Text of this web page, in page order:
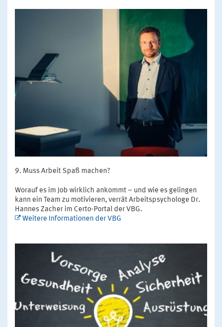
Muss Arbeit Spaß machen?
Worauf es im Job wirklich ankommt – und wie es gelingen
kann ein Team zu motivieren, verrät Arbeitspsychologe Dr.
Hannes Zacher im Certo-Portal der VBG.
Weitere Informationen der VBG